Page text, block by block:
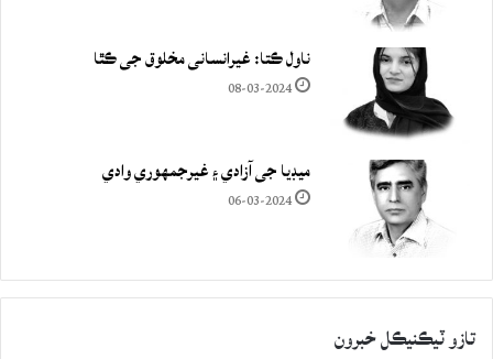
ناول ڪتا: غيرانساني مخلوق جي ڪٿا
08-03-2024
ميڊيا جي آزادي ۽ غيرجمھوري وادي
06-03-2024
تازو ٽيڪنيڪل خبرون